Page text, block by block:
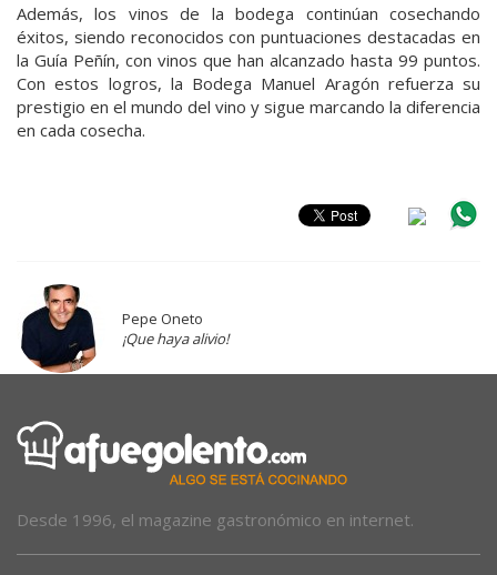
Además, los vinos de la bodega continúan cosechando
éxitos, siendo reconocidos con puntuaciones destacadas en
la Guía Peñín, con vinos que han alcanzado hasta 99 puntos.
Con estos logros, la Bodega Manuel Aragón refuerza su
prestigio en el mundo del vino y sigue marcando la diferencia
en cada cosecha.
Pepe Oneto
¡Que haya alivio!
Desde 1996, el magazine gastronómico en internet.